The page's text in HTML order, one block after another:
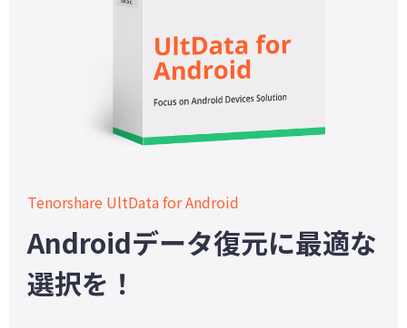
Tenorshare UltData for Android
Androidデータ復元に最適な
選択を！